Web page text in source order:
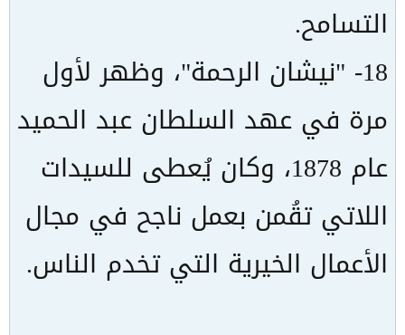
التسامح.
18- "نيشان الرحمة"، وظهر لأول
مرة في عهد السلطان عبد الحميد
عام 1878، وكان يُعطى للسيدات
اللاتي تقُمن بعمل ناجح في مجال
الأعمال الخيرية التي تخدم الناس.